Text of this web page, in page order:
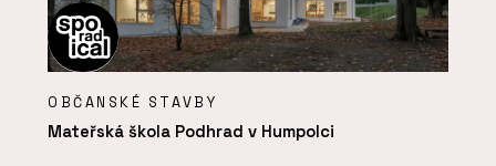
OBČANSKÉ STAVBY
Mateřská škola Podhrad v Humpolci